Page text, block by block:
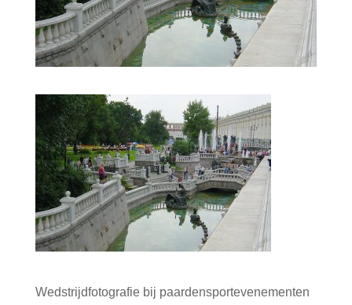
Wedstrijdfotografie bij paardensportevenementen